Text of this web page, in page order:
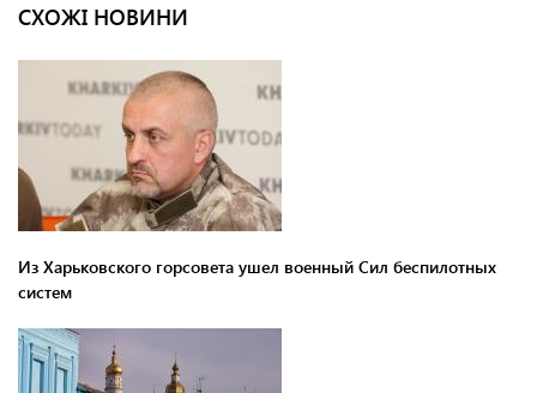
СХОЖІ НОВИНИ
Из Харьковского горсовета ушел военный Сил беспилотных
систем